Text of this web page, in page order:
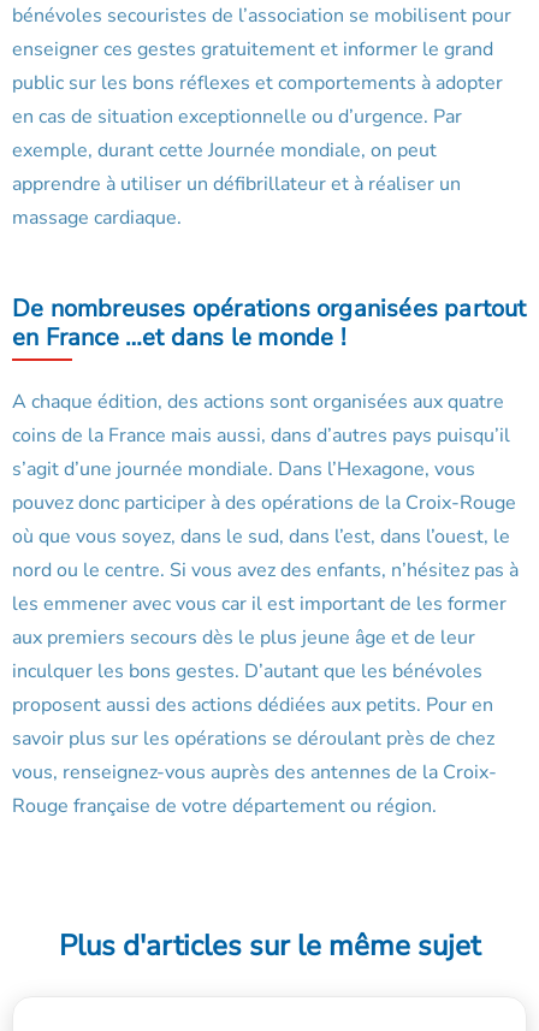
bénévoles secouristes de l’association se mobilisent pour
enseigner ces gestes gratuitement et informer le grand
public sur les bons réflexes et comportements à adopter
en cas de situation exceptionnelle ou d’urgence. Par
exemple, durant cette Journée mondiale, on peut
apprendre à utiliser un défibrillateur et à réaliser un
massage cardiaque.
De nombreuses opérations organisées partout
en France …et dans le monde !
A chaque édition, des actions sont organisées aux quatre
coins de la France mais aussi, dans d’autres pays puisqu’il
s’agit d’une journée mondiale. Dans l’Hexagone, vous
pouvez donc participer à des opérations de la Croix-Rouge
où que vous soyez, dans le sud, dans l’est, dans l’ouest, le
nord ou le centre. Si vous avez des enfants, n’hésitez pas à
les emmener avec vous car il est important de les former
aux premiers secours dès le plus jeune âge et de leur
inculquer les bons gestes. D’autant que les bénévoles
proposent aussi des actions dédiées aux petits. Pour en
savoir plus sur les opérations se déroulant près de chez
vous, renseignez-vous auprès des antennes de la Croix-
Rouge française de votre département ou région.
Plus d'articles sur le même sujet